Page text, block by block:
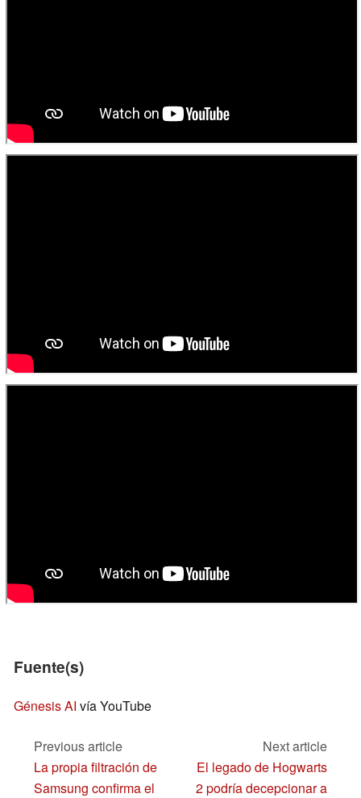
Fuente(s)
Génesis AI vía YouTube
Previous article
La propia filtración de
Samsung confirma el
Next article
El legado de Hogwarts
2 podría decepcionar a